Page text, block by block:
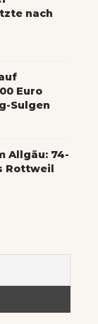
nach
Euro
Sulgen
Allgäu: 74-
Rottweil